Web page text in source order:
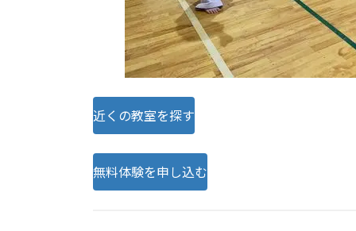
近くの教室を探す
無料体験を申し込む